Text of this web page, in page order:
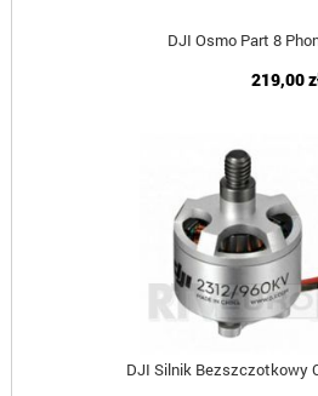
DJI Osmo Part 8
219,00
DJI Silnik Bezszczotkowy